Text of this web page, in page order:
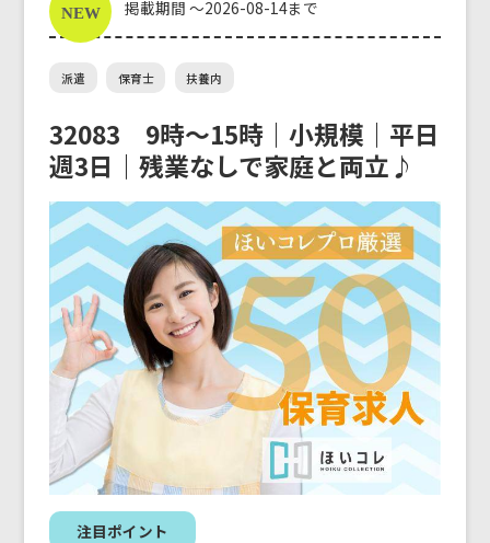
掲載期間 ～2026-08-14まで
派遣 保育士 扶養内
32083 9時〜15時｜小規模｜平日
週3日｜残業なしで家庭と両立♪
注目ポイント